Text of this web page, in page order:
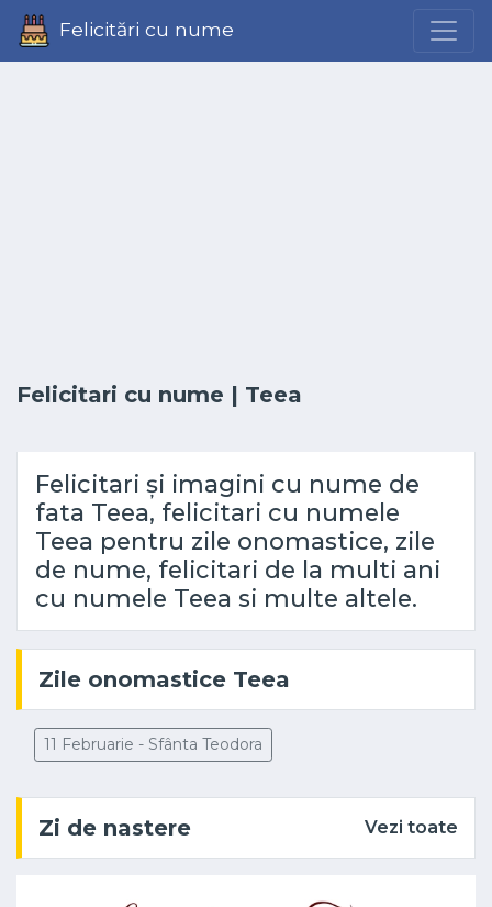
Felicitări cu nume
Felicitari cu nume | Teea
Felicitari și imagini cu nume de
fata Teea, felicitari cu numele
Teea pentru zile onomastice, zile
de nume, felicitari de la multi ani
cu numele Teea si multe altele.
Zile onomastice Teea
11 Februarie - Sfânta Teodora
Zi de nastere Vezi toate